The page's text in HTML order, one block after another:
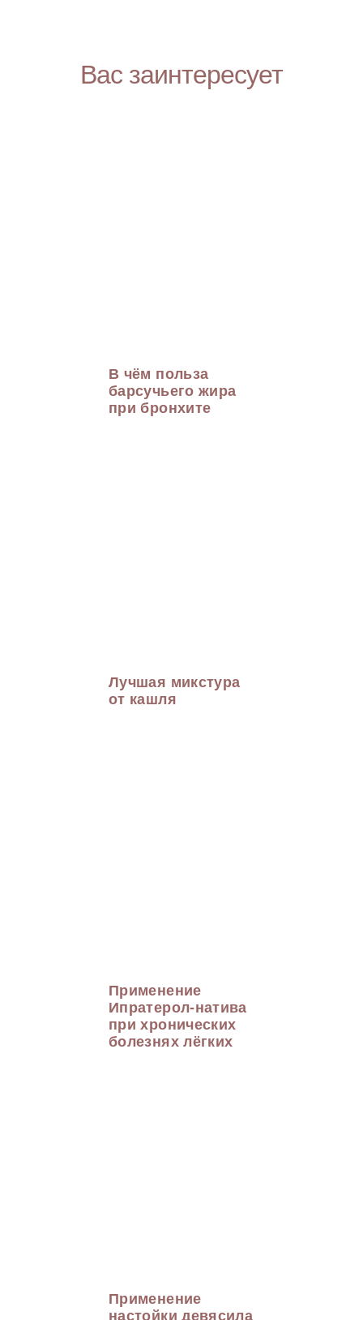
Вас заинтересует
В чём польза
барсучьего жира
при бронхите
Лучшая микстура
от кашля
Применение
Ипратерол-натива
при хронических
болезнях лёгких
Применение
настойки девясила